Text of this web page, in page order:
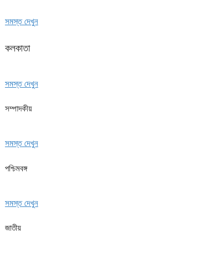
সমস্ত দেখুন
কলকাতা
সমস্ত দেখুন
সম্পাদকীয়
সমস্ত দেখুন
পশ্চিমবঙ্গ
সমস্ত দেখুন
জাতীয়